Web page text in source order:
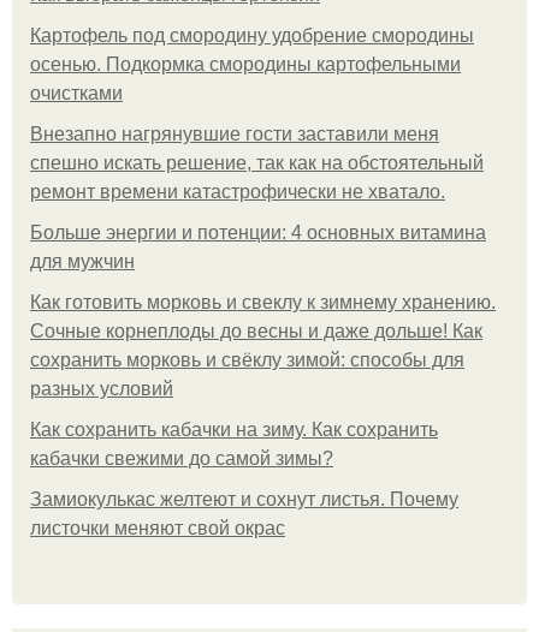
Картофель под смородину удобрение смородины
осенью. Подкормка смородины картофельными
очистками
Внезапно нагрянувшие гости заставили меня
спешно искать решение, так как на обстоятельный
ремонт времени катастрофически не хватало.
Больше энергии и потенции: 4 основных витамина
для мужчин
Как готовить морковь и свеклу к зимнему хранению.
Сочные корнеплоды до весны и даже дольше! Как
сохранить морковь и свёклу зимой: способы для
разных условий
Как сохранить кабачки на зиму. Как сохранить
кабачки свежими до самой зимы?
Замиокулькас желтеют и сохнут листья. Почему
листочки меняют свой окрас